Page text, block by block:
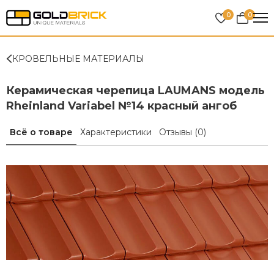
0 0
КРОВЕЛЬНЫЕ МАТЕРИАЛЫ
Керамическая черепица LAUMANS модель
Rheinland Variabel №14 красный ангоб
Всё о товаре Характеристики Отзывы (0)